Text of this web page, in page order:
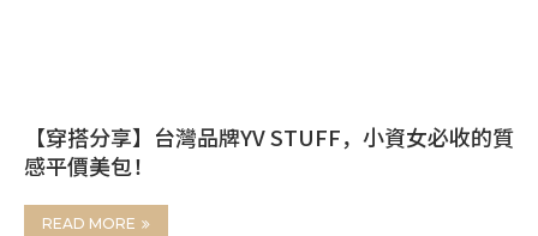
【穿搭分享】台灣品牌YV STUFF，小資女必收的質
感平價美包！
READ MORE